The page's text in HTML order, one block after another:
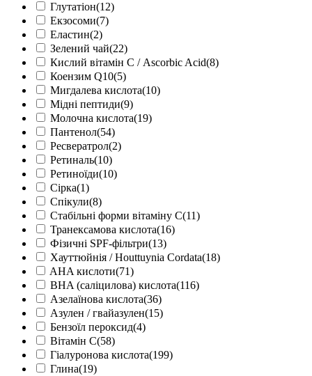
Глутатіон(12)
Екзосоми(7)
Еластин(2)
Зелений чай(22)
Кислий вітамін С / Ascorbic Acid(8)
Коензим Q10(5)
Мигдалева кислота(10)
Мідні пептиди(9)
Молочна кислота(19)
Пантенол(54)
Ресвератрол(2)
Ретиналь(10)
Ретиноїди(10)
Сірка(1)
Спікули(8)
Стабільні форми вітаміну С(11)
Транексамова кислота(16)
Фізичні SPF-фільтри(13)
Хауттюйнія / Houttuynia Cordata(18)
AHA кислоти(71)
BHA (саліцилова) кислота(116)
Азелаїнова кислота(36)
Азулен / гвайазулен(15)
Бензоїл пероксид(4)
Вітамін С(58)
Гіалуронова кислота(199)
Глина(19)